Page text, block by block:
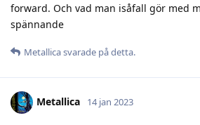
forward. Och vad man isåfall gör med
spännande
Metallicasvarade på detta.
Metallica 14 jan 2023